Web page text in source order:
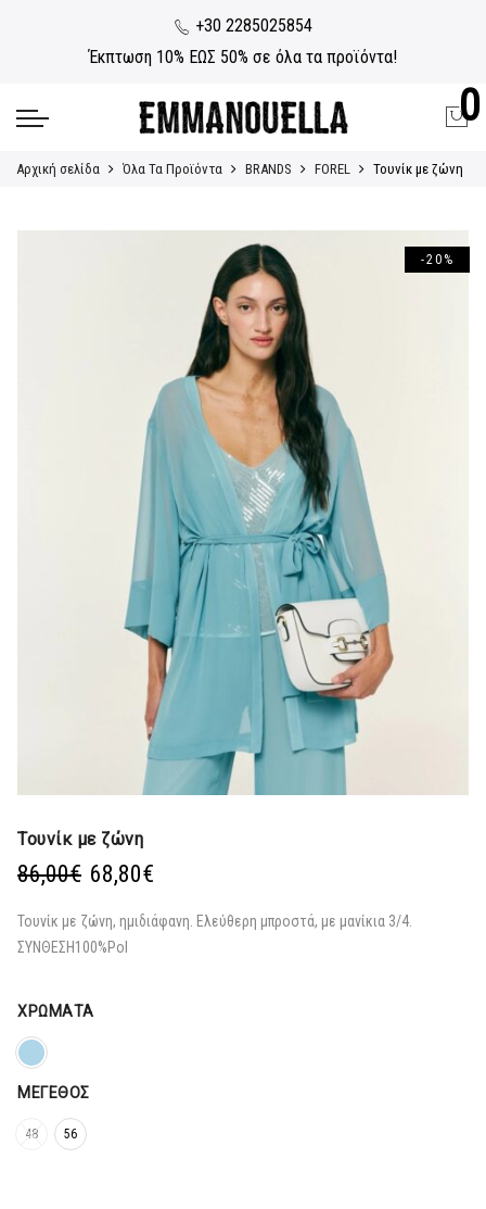
+30 2285025854
Έκπτωση 10% ΕΩΣ 50% σε όλα τα προϊόντα!
0
Αρχική σελίδα Όλα Τα Προϊόντα BRANDS FOREL Τουνίκ με ζώνη
-20%
Τουνίκ με ζώνη
86,00€ Original
was:
86,00€.
68,80€
τιμή
Τουνίκ με ζώνη, ημιδιάφανη. Ελεύθερη μπροστά, με μανίκια 3/4.
ΣΥΝΘΕΣΗ100%Pol
ΧΡΏΜΑΤΑ
ΜΈΓΕΘΟΣ
48 56